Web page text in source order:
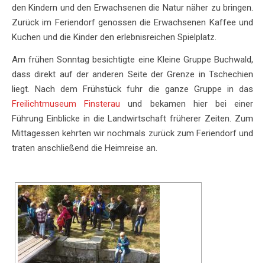
den Kindern und den Erwachsenen die Natur näher zu bringen.
Zurück im Feriendorf genossen die Erwachsenen Kaffee und
Kuchen und die Kinder den erlebnisreichen Spielplatz.
Am frühen Sonntag besichtigte eine Kleine Gruppe Buchwald,
dass direkt auf der anderen Seite der Grenze in Tschechien
liegt. Nach dem Frühstück fuhr die ganze Gruppe in das
Freilichtmuseum Finsterau und bekamen hier bei einer
Führung Einblicke in die Landwirtschaft früherer Zeiten. Zum
Mittagessen kehrten wir nochmals zurück zum Feriendorf und
traten anschließend die Heimreise an.